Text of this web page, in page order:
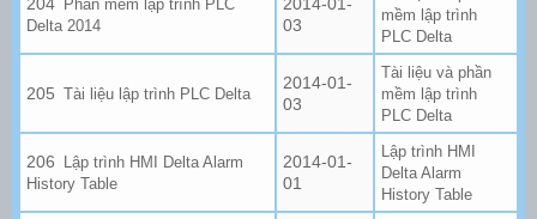
Phần mềm lập trình PLC
Delta 2014
03
mềm lập trình
PLC Delta
Tài liệu lập trình PLC Delta
2014-01-
03
Tài liệu và phần
mềm lập trình
PLC Delta
Lập trình HMI Delta Alarm
History Table
2014-01-
01
Lập trình HMI
Delta Alarm
History Table